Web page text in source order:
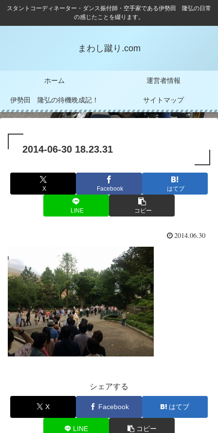
スタントコーディネーター・ダンス振付師・空手家である伊勢田 隆弘の日常
の感じたことを綴ります。
まわし蹴り.com
ホーム 運営者情報
伊勢田 隆弘の待機晩成記！ サイトマップ
2014-06-30 18.23.31
X Facebook はてブ
LINE コピー
2014.06.30
シェアする
X Facebook はてブ
LINE コピー